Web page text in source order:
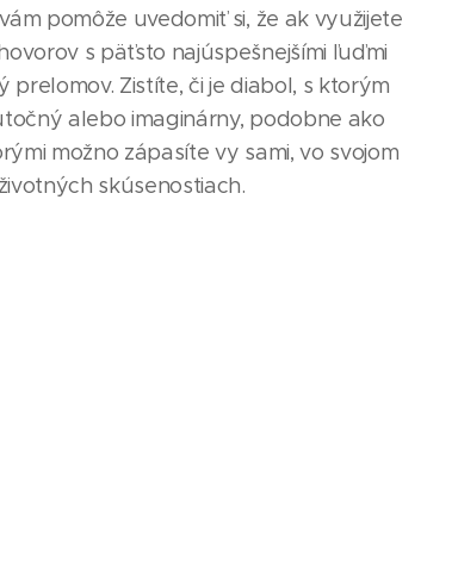
pomôže uvedomiť si, že ak využijete
s päťsto najúspešnejšími ľuďmi
prelomov. Zistíte, či je diabol, s ktorým
alebo imaginárny, podobne ako
možno zápasíte vy sami, vo svojom
skúsenostiach.